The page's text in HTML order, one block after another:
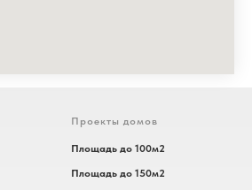
Проекты домов
Площадь до 100м2
Площадь до 150м2